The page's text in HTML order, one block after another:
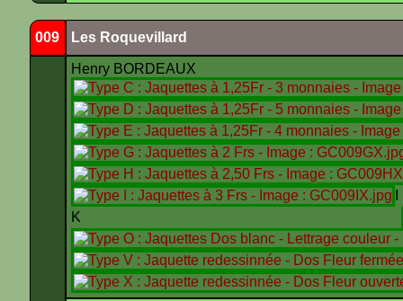
009 Les Roquevillard
Henry BORDEAUX
K